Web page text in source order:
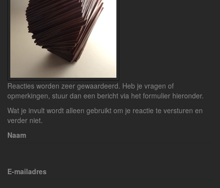
Reacties worden zeer gewaardeerd. Heb je vragen of
opmerkingen, stuur dan een bericht via het formulier hieronder.
Wat je invult wordt alleen gebruikt om je reactie te versturen en
verder niet.
Naam
E-mailadres